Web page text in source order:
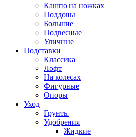
Кашпо на ножках
Поддоны
Большие
Подвесные
Уличные
Подставки
Классика
Лофт
На колесах
Фигурные
Опоры
Уход
Грунты
Удобрения
Жидкие